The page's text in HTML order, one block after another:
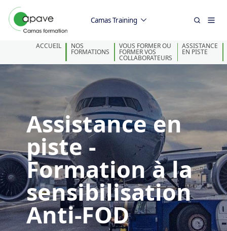
Camas Training
ACCUEIL NOS
FORMATIONS
VOUS FORMER OU
FORMER VOS
COLLABORATEURS
ASSISTANCE
EN PISTE
Assistance en
piste -
Formation à la
sensibilisation
Anti-FOD